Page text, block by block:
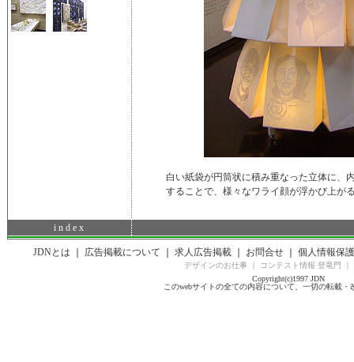
白い紙袋が円筒状に積み重なった立体に、
することで、様々なワライ顔が浮かび上が
i n d e x
JDNとは 広告掲載について 求人広告掲載｜ お問合せ｜ 個人情報保
デザインのお仕事｜ コンテスト情報 登竜門
Copyright(c)1997 JDN
このwebサイトの全ての内容について、一切の転載・